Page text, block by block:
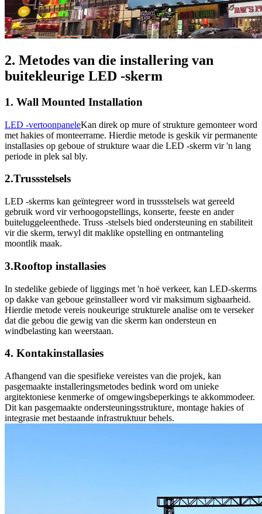
2. Metodes van die installering van
buitekleurige LED -skerm
1. Wall Mounted Installation
LED -vertoonpaneleKan direk op mure of strukture gemonteer word
met hakies of monteerrame. Hierdie metode is geskik vir permanente
installasies op geboue of strukture waar die LED -skerm vir 'n lang
periode in plek sal bly.
2.Trussstelsels
LED -skerms kan geïntegreer word in trussstelsels wat gereeld
gebruik word vir verhoogopstellings, konserte, feeste en ander
buiteluggeleenthede. Truss -stelsels bied ondersteuning en stabiliteit
vir die skerm, terwyl dit maklike opstelling en ontmanteling
moontlik maak.
3.Rooftop installasies
In stedelike gebiede of liggings met 'n hoë verkeer, kan LED-skerms
op dakke van geboue geïnstalleer word vir maksimum sigbaarheid.
Hierdie metode vereis noukeurige strukturele analise om te verseker
dat die gebou die gewig van die skerm kan ondersteun en
windbelasting kan weerstaan.
4. Kontakinstallasies
Afhangend van die spesifieke vereistes van die projek, kan
pasgemaakte installeringsmetodes bedink word om unieke
argitektoniese kenmerke of omgewingsbeperkings te akkommodeer.
Dit kan pasgemaakte ondersteuningsstrukture, montage hakies of
integrasie met bestaande infrastruktuur behels.